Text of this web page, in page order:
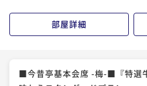
部屋詳細
■今昔亭基本会席 -梅-■『特選